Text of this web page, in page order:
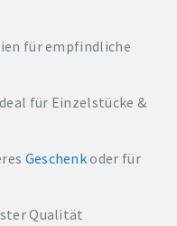
für empfindliche
für Einzelstücke &
Geschenkoder für
Qualität